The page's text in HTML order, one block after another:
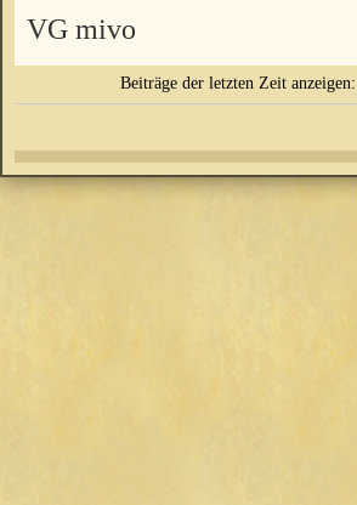
VG mivo
Beiträge der letzten Zeit anzeigen: